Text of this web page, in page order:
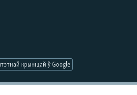
крыніцай ў Google